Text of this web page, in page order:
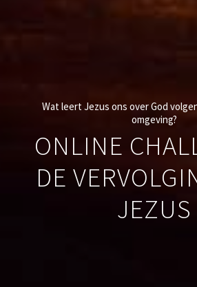
Wat leert Jezus ons over God
omgeving?
ONLINE
DE
JEZUS